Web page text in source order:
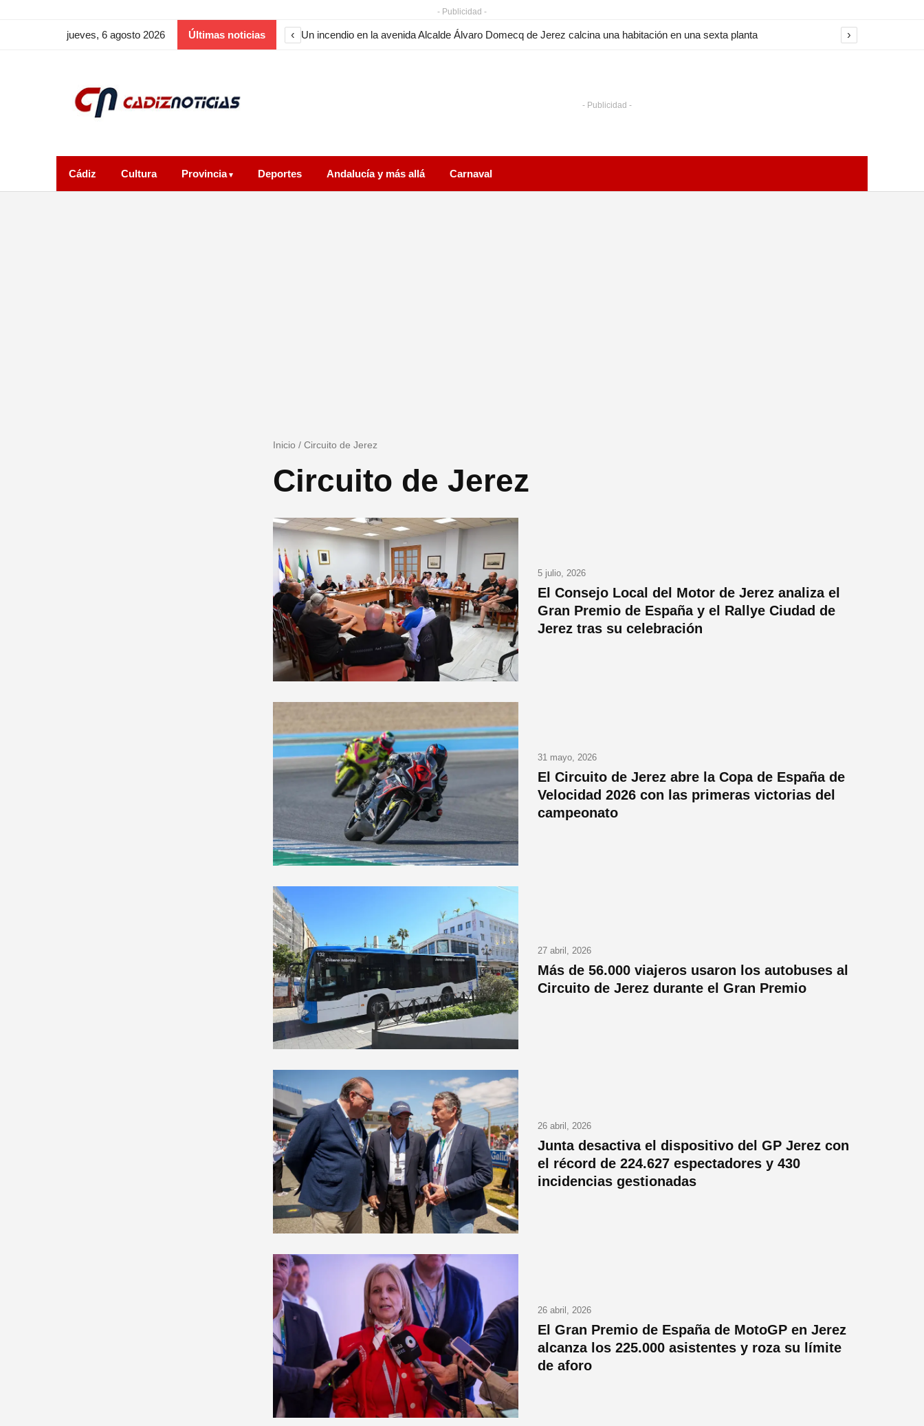
- Publicidad -
jueves, 6 agosto 2026 Últimas noticias ‹ Un incendio en la avenida Alcalde Álvaro Domecq de Jerez calcina una habitación en una sexta planta ›
- Publicidad -
Cádiz Cultura Provincia Deportes Andalucía y más allá Carnaval
Inicio / Circuito de Jerez
Circuito de Jerez
5 julio, 2026
El Consejo Local del Motor de Jerez analiza el
Gran Premio de España y el Rallye Ciudad de
Jerez tras su celebración
31 mayo, 2026
El Circuito de Jerez abre la Copa de España de
Velocidad 2026 con las primeras victorias del
campeonato
27 abril, 2026
Más de 56.000 viajeros usaron los autobuses al
Circuito de Jerez durante el Gran Premio
26 abril, 2026
Junta desactiva el dispositivo del GP Jerez con
el récord de 224.627 espectadores y 430
incidencias gestionadas
26 abril, 2026
El Gran Premio de España de MotoGP en Jerez
alcanza los 225.000 asistentes y roza su límite
de aforo